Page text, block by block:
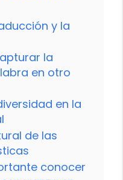
y la
la
en otro
en la
de las
conocer